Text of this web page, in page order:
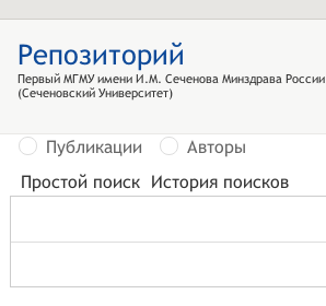
Репозиторий
Первый МГМУ имени И.М. Сеченова Минздрава России
(Сеченовский Университет)
Публикации
Авторы
Простой поиск История поисков